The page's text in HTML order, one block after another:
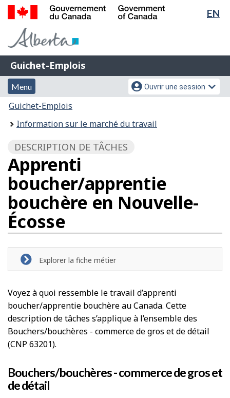
Passer
Passer
EN
Gouvernement
du
Government
of
Canada
Guichet-
Emplois
Guichet-Emplois
Menu
et
recherche
Menu
Menu
des
paramètres
du
compte
Ouvrir une session
Vous
êtes
Guichet-Emplois
Information sur le marché du travail
DESCRIPTION DE TÂCHES
Apprenti
boucher/apprentie
bouchère en Nouvelle-
Écosse
Explorer la fiche métier
Voyez à quoi ressemble le travail d’apprenti
boucher/apprentie bouchère au Canada. Cette
description de tâches s’applique à l’ensemble des
Bouchers/bouchères - commerce de gros et de détail
(CNP 63201).
Bouchers/bouchères - commerce de gros et
de détail